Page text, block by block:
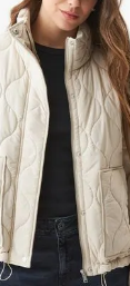
rápida
AL CARRITO